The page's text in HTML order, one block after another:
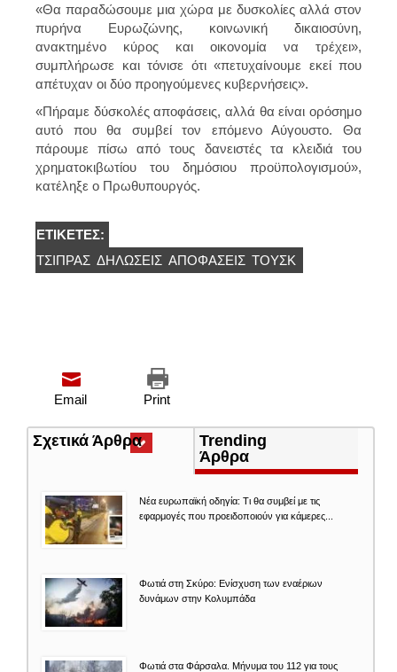
«Θα παραδώσουμε μια χώρα με δυσκολίες αλλά στον
πυρήνα Ευρωζώνης, κοινωνική δικαιοσύνη,
ανακτημένο κύρος και οικονομία να τρέχει»,
συμπλήρωσε και τόνισε ότι «πετυχαίνουμε εκεί που
απέτυχαν οι δύο προηγούμενες κυβερνήσεις».
«Πήραμε δύσκολές αποφάσεις, αλλά θα είναι ορόσημο
αυτό που θα συμβεί τον επόμενο Αύγουστο. Θα
πάρουμε πίσω από τους δανειστές τα κλειδιά του
χρηματοκιβωτίου του δημόσιου προϋπολογισμού»,
κατέληξε ο Πρωθυπουργός.
ΕΤΙΚΈΤΕΣ:
ΤΣΊΠΡΑΣ ΔΗΛΏΣΕΙΣ ΑΠΟΦΑΣΕΙΣ ΤΟΥΣΚ
Print
Email
Σχετικά Άρθρα(ενεργή
καρτέλα)
Trending
Άρθρα
Νέα ευρωπαϊκή οδηγία: Τι θα συμβεί με τις
εφαρμογές που προειδοποιούν για κάμερες...
Φωτιά στη Σκύρο: Ενίσχυση των εναέριων
δυνάμων στην Κολυμπάδα
Φωτιά στα Φάρσαλα. Μήνυμα του 112 για τους